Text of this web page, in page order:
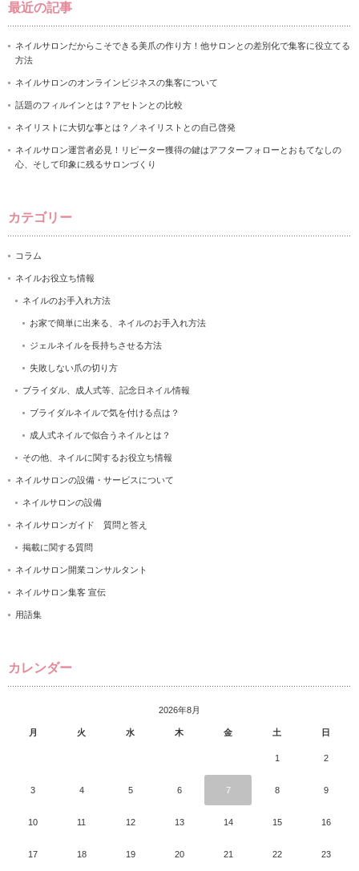
最近の記事
ネイルサロンだからこそできる美爪の作り方！他サロンとの差別化で集客に役立てる
方法
ネイルサロンのオンラインビジネスの集客について
話題のフィルインとは？アセトンとの比較
ネイリストに大切な事とは？／ネイリストとの自己啓発
ネイルサロン運営者必見！リピーター獲得の鍵はアフターフォローとおもてなしの
心、そして印象に残るサロンづくり
カテゴリー
コラム
ネイルお役立ち情報
ネイルのお手入れ方法
お家で簡単に出来る、ネイルのお手入れ方法
ジェルネイルを長持ちさせる方法
失敗しない爪の切り方
ブライダル、成人式等、記念日ネイル情報
ブライダルネイルで気を付ける点は？
成人式ネイルで似合うネイルとは？
その他、ネイルに関するお役立ち情報
ネイルサロンの設備・サービスについて
ネイルサロンの設備
ネイルサロンガイド 質問と答え
掲載に関する質問
ネイルサロン開業コンサルタント
ネイルサロン集客 宣伝
用語集
カレンダー
2026年8月
月 火 水 木 金 土 日
1 2
3 4 5 6 7 8 9
10 11 12 13 14 15 16
17 18 19 20 21 22 23